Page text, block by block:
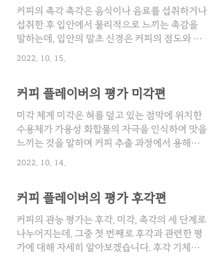
단되어..
적 변화가 플레이버에 있어서 맛에 영향을 주는
중대한 결함으로 작용하면 이를 'Flavor fault'라
고 하며 이런 중대한 결점은 커퍼의 개인적인 선
호도를 떠나 대부분의 사람이 싫어하게 됩니다. 1
확 후 펄프를 제거하고 말리거나 체리 상태에서
건조하는 동안 발생합니다. 만일 ..
커피의 촉각 촉각은 음식이나 음료를 섭취하거나
섭취한 후 입안에서 물리적으로 느끼는 촉감을
말하는데, 입안의 말초 신경은 커피의 점도와 미
형 성분은 주로 추출 시 여과되지 않은 미세한 섬
질 함량에 따라 느껴지며, 생커피콩에서는 고체
성분으로 존재하고 로스팅을 하면 액체 상태로
변하여 커피 추출 시 나오게 됩니다. 1. 지방 생커
피콩은 7~17%의 지방을 가지고 있는데 발아하
트리 글리세이드의 혼합물이며 버터나 면실유의
성분과 비슷합니다. 커피 지방은 첫째, 커피 추출
액에 기름 방..
2022. 10. 15.
커피 플레이버의 평가 미각편
미각 체계 미각은 혀를 덮고 있는 점막에 위치한
수용체가 가용성 화합물의 자극을 인식하여 맛을
느끼는 것을 말하며 커피 추출 과정에서 용해되
약한 단맛에서 강한 신맛까지 다양합니다. 커피
지가 기본인데 쓴맛의 역할은 단지 다른 세 가지
맛의 강도를 조절할 뿐이며 예외적으로 질이 낮
은 커피나 다크 로스트 된 커피에서 쓴맛이 주로
2022. 10. 14.
커피 플레이버의 평가 후각편
커피의 관능 평가는 후각, 미각, 촉각의 세 단계로
나누어지는데, 그중 첫 번째로 후각과 관련한 평
가에 대해 자세히 알아보겠습니다. 후각 기체와